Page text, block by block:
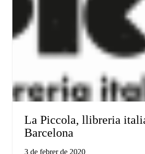
La Piccola, llibreria
Barcelona
3 de febrer de 2020